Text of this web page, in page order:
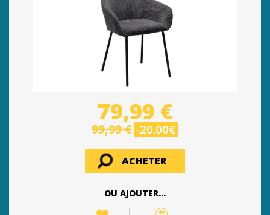
79,99 €
99,99 € -20.00€
ACHETER
OU AJOUTER...